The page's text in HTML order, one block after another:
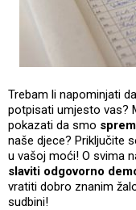
Trebam li napominjati
potpisati umjesto vas?
pokazati da smo
naše djece? Priključite
u vašoj moći! O svima
slaviti odgovorno
vratiti dobro znanim
sudbini!